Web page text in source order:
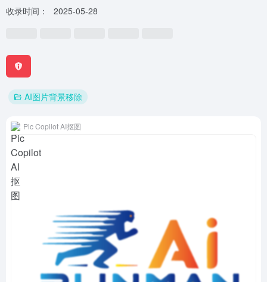
收录时间： 2025-05-28
AI图片背景移除
Pic Copilot AI抠图